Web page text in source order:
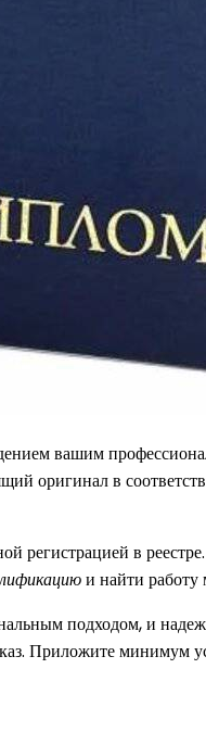
вашим
оригинал в
регистрацией в
и найти работу
подходом, и
Приложите минимум